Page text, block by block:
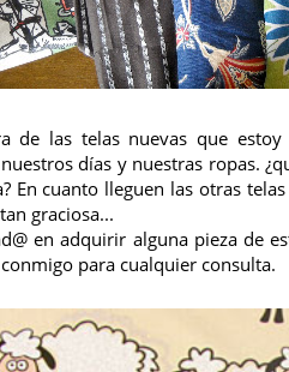
de las telas nuevas que
días y nuestras ropas.
En cuanto lleguen las otras
graciosa...
en adquirir alguna pieza de
para cualquier consulta.